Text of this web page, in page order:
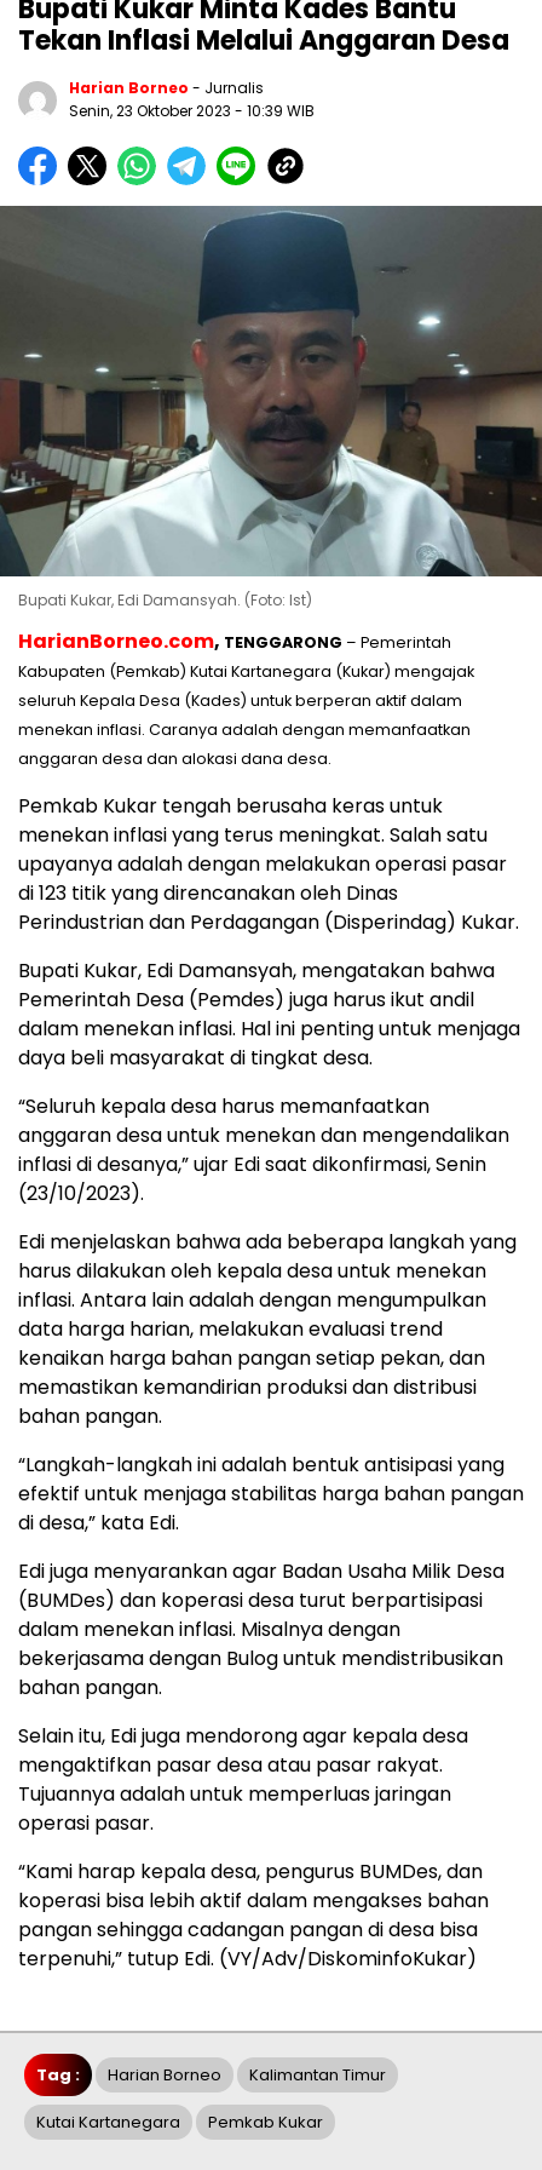
Bupati Kukar Minta Kades Bantu
Tekan Inflasi Melalui Anggaran Desa
Harian Borneo - Jurnalis
Senin, 23 Oktober 2023 - 10:39 WIB
Bupati Kukar, Edi Damansyah. (Foto: Ist)
HarianBorneo.com, TENGGARONG – Pemerintah
Kabupaten (Pemkab) Kutai Kartanegara (Kukar) mengajak
seluruh Kepala Desa (Kades) untuk berperan aktif dalam
menekan inflasi. Caranya adalah dengan memanfaatkan
anggaran desa dan alokasi dana desa.
Pemkab Kukar tengah berusaha keras untuk
menekan inflasi yang terus meningkat. Salah satu
upayanya adalah dengan melakukan operasi pasar
di 123 titik yang direncanakan oleh Dinas
Perindustrian dan Perdagangan (Disperindag) Kukar.
Bupati Kukar, Edi Damansyah, mengatakan bahwa
Pemerintah Desa (Pemdes) juga harus ikut andil
dalam menekan inflasi. Hal ini penting untuk menjaga
daya beli masyarakat di tingkat desa.
“Seluruh kepala desa harus memanfaatkan
anggaran desa untuk menekan dan mengendalikan
inflasi di desanya,” ujar Edi saat dikonfirmasi, Senin
(23/10/2023).
Edi menjelaskan bahwa ada beberapa langkah yang
harus dilakukan oleh kepala desa untuk menekan
inflasi. Antara lain adalah dengan mengumpulkan
data harga harian, melakukan evaluasi trend
kenaikan harga bahan pangan setiap pekan, dan
memastikan kemandirian produksi dan distribusi
bahan pangan.
“Langkah-langkah ini adalah bentuk antisipasi yang
efektif untuk menjaga stabilitas harga bahan pangan
di desa,” kata Edi.
Edi juga menyarankan agar Badan Usaha Milik Desa
(BUMDes) dan koperasi desa turut berpartisipasi
dalam menekan inflasi. Misalnya dengan
bekerjasama dengan Bulog untuk mendistribusikan
bahan pangan.
Selain itu, Edi juga mendorong agar kepala desa
mengaktifkan pasar desa atau pasar rakyat.
Tujuannya adalah untuk memperluas jaringan
operasi pasar.
“Kami harap kepala desa, pengurus BUMDes, dan
koperasi bisa lebih aktif dalam mengakses bahan
pangan sehingga cadangan pangan di desa bisa
terpenuhi,” tutup Edi. (VY/Adv/DiskominfoKukar)
Tag : Harian Borneo Kalimantan Timur
Kutai Kartanegara Pemkab Kukar